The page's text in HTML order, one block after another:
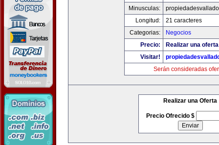
Minusculas:
Longitud:
21 caracteres
Categorias:
Negocios
Precio:
Realizar una
Visitar!
Serán consideradas
Realizar una Oferta
Precio Ofrecido $